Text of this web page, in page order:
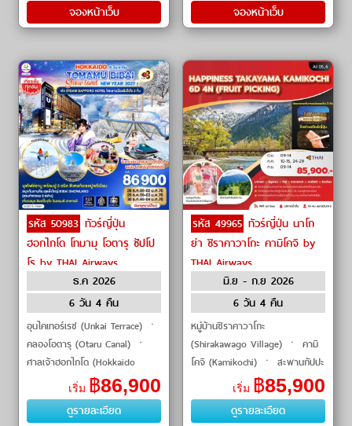
จองหน้าเว็บ
จองหน้าเว็บ
รหัส 50983 ทัวร์ญี่ปุ่น
ฮอกไกโด โทมามุ โอตารุ ซัปโป
โร by THAI Airways
ธ.ค 2026
6 วัน 4 คืน
อุนไคเทอร์เรซ (Unkai Terrace) ㆍ
คลองโอตารุ (Otaru Canal) ㆍ
ศาลเจ้าฮอกไกโด (Hokkaido
Shrine) ㆍ เนินเขาแห่ง
พระพุทธเจ้า (Hill of the Buddha)
ㆍ พิพิธภัณฑ์ก�
เริ่ม ฿86,900
ดูรายละเอียด
รหัส 49965 ทัวร์ญี่ปุ่น นาโก
ย่า ชิราคาวาโกะ คามิโคจิ by
THAI Airways
มิ.ย - ก.ย 2026
6 วัน 4 คืน
หมู่บ้านชิราคาวาโกะ
(Shirakawago Village) ㆍ คามิ
โคจิ (Kamikochi) ㆍ สะพานกัปปะ
(Kappa Bridge) ㆍ ปราสาทอินุ
ยามะ (Inuyama Castle) ㆍ วัด
อาซากุสะ (Asakusa Temple) #เที
เริ่ม ฿85,900
ดูรายละเอียด